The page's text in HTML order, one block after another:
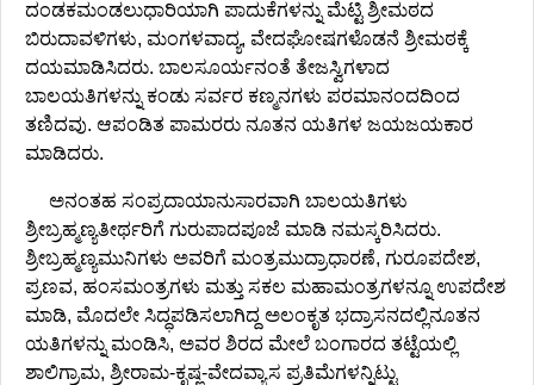
ದಂಡಕಮಂಡಲುಧಾರಿಯಾಗಿ ಪಾದುಕೆಗಳನ್ನು ಮೆಟ್ಟಿ ಶ್ರೀಮಠದ
ಬಿರುದಾವಳಿಗಳು, ಮಂಗಳವಾದ್ಯ, ವೇದಘೋಷಗಳೊಡನೆ ಶ್ರೀಮಠಕ್ಕೆ
ದಯಮಾಡಿಸಿದರು. ಬಾಲಸೂರ್ಯನಂತೆ ತೇಜಸ್ವಿಗಳಾದ
ಬಾಲಯತಿಗಳನ್ನು ಕಂಡು ಸರ್ವರ ಕಣ್ಮನಗಳು ಪರಮಾನಂದದಿಂದ
ತಣಿದವು. ಆಪಂಡಿತ ಪಾಮರರು ನೂತನ ಯತಿಗಳ ಜಯಜಯಕಾರ
ಮಾಡಿದರು.
ಅನಂತಹ ಸಂಪ್ರದಾಯಾನುಸಾರವಾಗಿ ಬಾಲಯತಿಗಳು
ಶ್ರೀಬ್ರಹ್ಮಣ್ಯತೀರ್ಥರಿಗೆ ಗುರುಪಾದಪೂಜೆ ಮಾಡಿ ನಮಸ್ಕರಿಸಿದರು.
ಶ್ರೀಬ್ರಹ್ಮಣ್ಯಮುನಿಗಳು ಅವರಿಗೆ ಮಂತ್ರಮುದ್ರಾಧಾರಣೆ, ಗುರೂಪದೇಶ,
ಪ್ರಣವ, ಹಂಸಮಂತ್ರಗಳು ಮತ್ತು ಸಕಲ ಮಹಾಮಂತ್ರಗಳನ್ನೂ ಉಪದೇಶ
ಮಾಡಿ, ಮೊದಲೇ ಸಿದ್ಧಪಡಿಸಲಾಗಿದ್ದ ಅಲಂಕೃತ ಭದ್ರಾಸನದಲ್ಲಿನೂತನ
ಯತಿಗಳನ್ನು ಮಂಡಿಸಿ, ಅವರ ಶಿರದ ಮೇಲೆ ಬಂಗಾರದ ತಟ್ಟೆಯಲ್ಲಿ
ಶಾಲಿಗ್ರಾಮ, ಶ್ರೀರಾಮ-ಕೃಷ್ಣ-ವೇದವ್ಯಾಸ ಪ್ರತಿಮೆಗಳನ್ನಿಟ್ಟು